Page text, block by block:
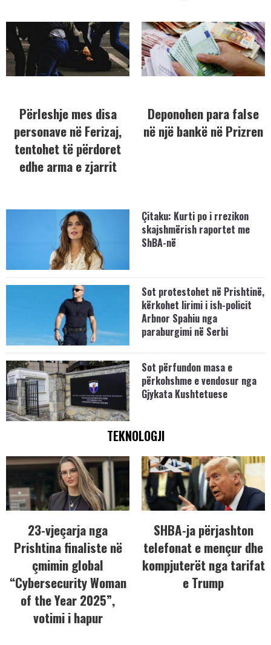
Përleshje mes disa
personave në Ferizaj,
tentohet të përdoret
edhe arma e zjarrit
Deponohen para false
në një bankë në Prizren
Çitaku: Kurti po i rrezikon
skajshmërish raportet me
ShBA-në
Sot protestohet në Prishtinë,
kërkohet lirimi i ish-policit
Arbnor Spahiu nga
paraburgimi në Serbi
Sot përfundon masa e
përkohshme e vendosur nga
Gjykata Kushtetuese
TEKNOLOGJI
23-vjeçarja nga
Prishtina finaliste në
çmimin global
“Cybersecurity Woman
of the Year 2025”,
votimi i hapur
SHBA-ja përjashton
telefonat e mençur dhe
kompjuterët nga tarifat
e Trump